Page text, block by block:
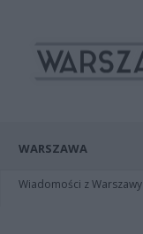
WARSZAWA
Wiadomości z Warszawy